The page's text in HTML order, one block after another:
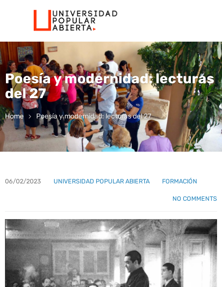
Poesía y modernidad: lecturas
del 27
Home Poesía y modernidad: lecturas del 27
06/02/2023 UNIVERSIDAD POPULAR ABIERTA FORMACIÓN
NO COMMENTS